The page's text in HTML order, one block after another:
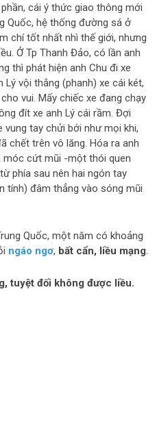
cái ý thức giao thông mới
Quốc, hệ thống đường sá ở
chí tốt nhất nhì thế giới, nhưng
Ở Tp Thanh Đảo, có lần anh
thì phát hiện anh Chu đi xe
vội thắng (phanh) xe cái két,
vui. Mấy chiếc xe đang chạy
đít xe anh Lý cái rầm. Đợi
vung tay chửi bới như mọi khi,
chết trên vô lăng. Hóa ra anh
móc cứt mũi -một thói quen
phía sau nên hai ngón tay
tính) đâm thẳng vào sóng mũi
Quốc, một năm có khoảng
ngáo ngơ, bất cẩn, liều mạng.
tuyệt đối không được liều.